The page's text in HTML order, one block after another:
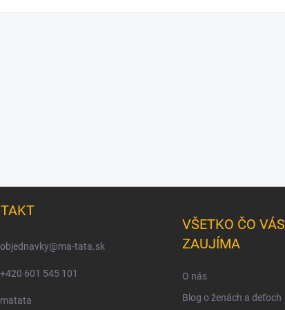
objednavky@ma-tata.sk
+420 601 545 101
matata
VŠETKO ČO VÁS
ZAUJÍMA
O nás
Blog o ženách a deťoch